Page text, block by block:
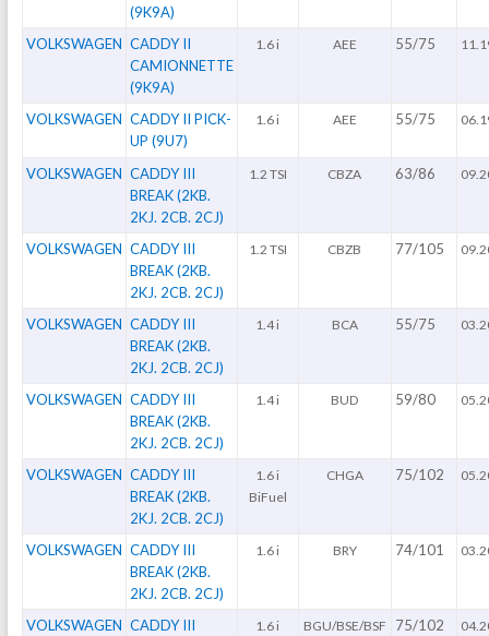
(9K9A)
VOLKSWAGEN CADDY II
CAMIONNETTE
(9K9A)
1.6 i AEE 55/75
VOLKSWAGEN CADDY II PICK-
UP (9U7)
1.6 i AEE 55/75
VOLKSWAGEN CADDY III
BREAK (2KB.
2KJ. 2CB. 2CJ)
1.2 TSI CBZA 63/86
VOLKSWAGEN CADDY III
BREAK (2KB.
2KJ. 2CB. 2CJ)
1.2 TSI CBZB 77/105
VOLKSWAGEN CADDY III
BREAK (2KB.
2KJ. 2CB. 2CJ)
1.4 i BCA 55/75
VOLKSWAGEN CADDY III
BREAK (2KB.
2KJ. 2CB. 2CJ)
1.4 i BUD 59/80
VOLKSWAGEN CADDY III
BREAK (2KB.
2KJ. 2CB. 2CJ)
1.6 i
BiFuel
CHGA 75/102
VOLKSWAGEN CADDY III
BREAK (2KB.
2KJ. 2CB. 2CJ)
1.6 i BRY 74/101
VOLKSWAGEN CADDY III
1.6 i BGU/BSE/BSF 75/102